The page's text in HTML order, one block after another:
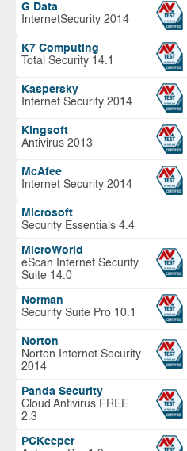
G Data
InternetSecurity 2014
K7 Computing
Total Security 14.1
Kaspersky
Internet Security 2014
Kingsoft
Antivirus 2013
McAfee
Internet Security 2014
Microsoft
Security Essentials 4.4
MicroWorld
eScan Internet Security
Suite 14.0
Norman
Security Suite Pro 10.1
Norton
Norton Internet Security
2014
Panda Security
Cloud Antivirus FREE
2.3
PCKeeper